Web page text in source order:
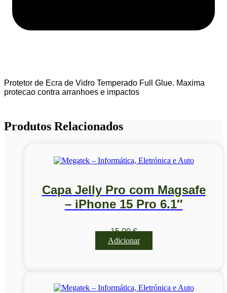
Protetor de Ecra de Vidro Temperado Full Glue. Maxima
protecao contra arranhoes e impactos
Produtos Relacionados
Capa Jelly Pro com Magsafe
– iPhone 15 Pro 6.1″
15,00€
Adicionar